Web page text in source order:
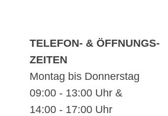
TELEFON- & ÖFFNUNGS-
ZEITEN
Montag bis Donnerstag
09:00 - 13:00 Uhr &
14:00 - 17:00 Uhr